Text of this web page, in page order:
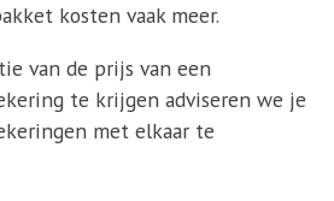
kosten vaak meer.
van de prijs van een
te krijgen adviseren we je
met elkaar te